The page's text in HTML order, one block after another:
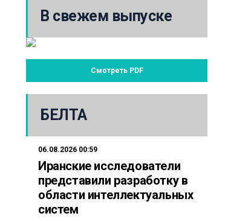
В свежем выпуске
Смотреть PDF
БЕЛТА
06.08.2026 00:59
Иранские исследователи
представили разработку в
области интеллектуальных
систем